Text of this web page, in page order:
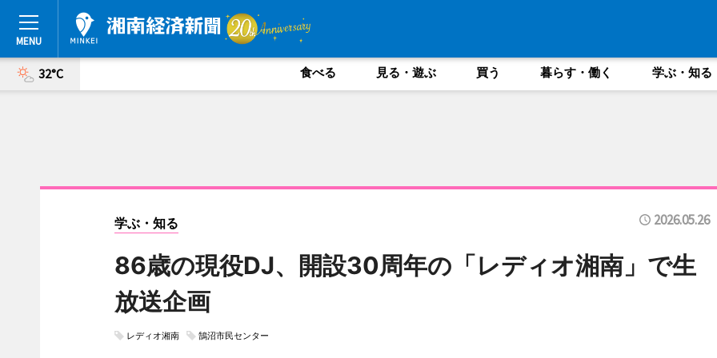
32°C 食べる 見る・遊ぶ 買う 暮らす・働く 学ぶ・知る
学ぶ・知る 2026.05.26
86歳の現役DJ、開設30周年の「レディオ湘南」で生
放送企画
レディオ湘南 鵠沼市民センター